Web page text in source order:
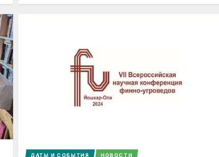
ДАТЫ И СОБЫТИЯ НОВОСТИ